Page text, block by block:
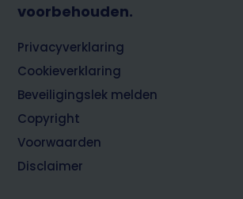
voorbehouden.
Footer
Privacyverklaring
Cookieverklaring
Beveiligingslek melden
Copyright
Voorwaarden
Disclaimer